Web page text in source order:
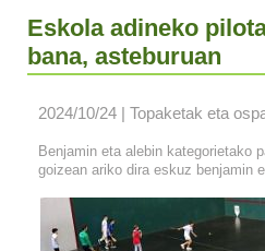
Eskola adineko
bana, asteburuan
2024/10/24 | Topaketak eta
Benjamin eta alebin kategorietako
goizean ariko dira eskuz benjamin